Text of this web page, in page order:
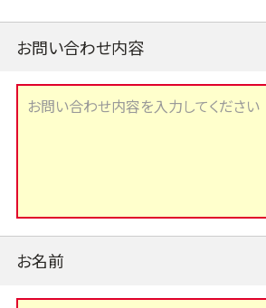
お問い合わせ内容
お名前